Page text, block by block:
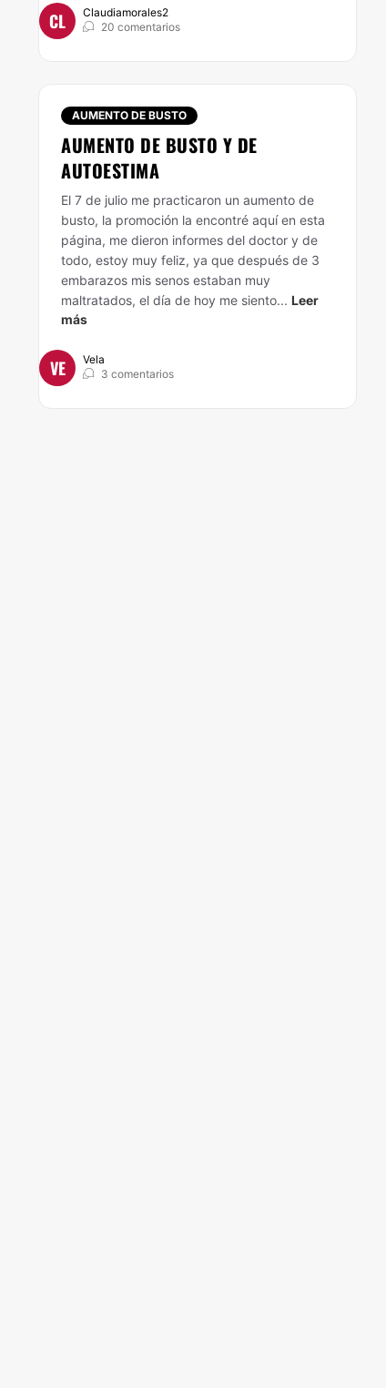
CL
Claudiamorales2
20 comentarios
AUMENTO DE BUSTO
AUMENTO DE BUSTO Y DE
AUTOESTIMA
El 7 de julio me practicaron un aumento de
busto, la promoción la encontré aquí en esta
página, me dieron informes del doctor y de
todo, estoy muy feliz, ya que después de 3
embarazos mis senos estaban muy
maltratados, el día de hoy me siento... Leer
más
VE
Vela
3 comentarios